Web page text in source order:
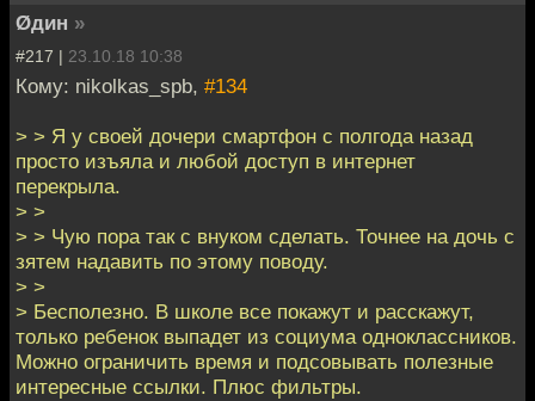
Øдин »
#217 | 23.10.18 10:38
Кому: nikolkas_spb, #134
> > Я у своей дочери смартфон с полгода назад
просто изъяла и любой доступ в интернет
перекрыла.
> >
> > Чую пора так с внуком сделать. Точнее на дочь с
зятем надавить по этому поводу.
> >
> Бесполезно. В школе все покажут и расскажут,
только ребенок выпадет из социума одноклассников.
Можно ограничить время и подсовывать полезные
интересные ссылки. Плюс фильтры.